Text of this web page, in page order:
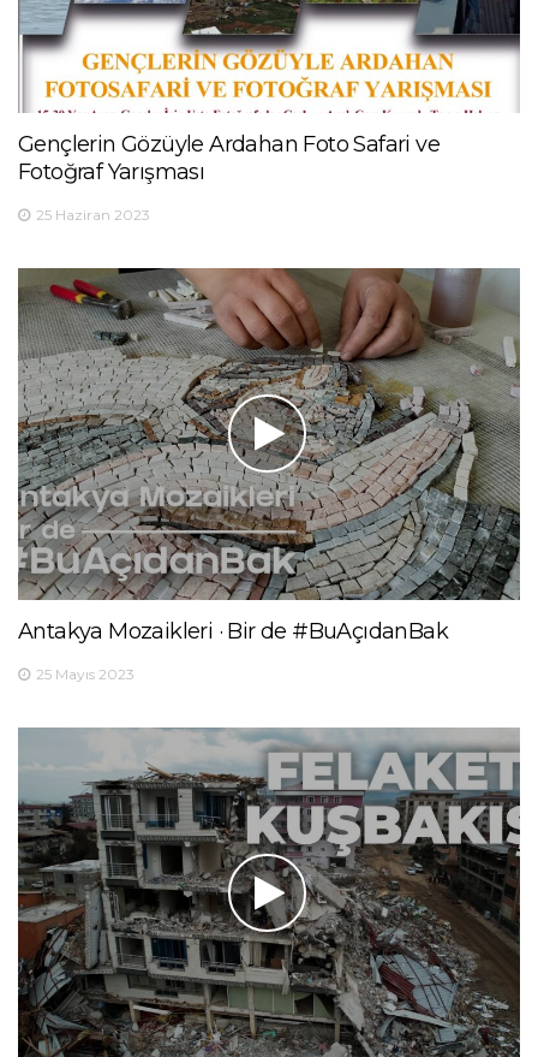
Gençlerin Gözüyle Ardahan Foto Safari ve
Fotoğraf Yarışması
25 Haziran 2023
Antakya Mozaikleri · Bir de #BuAçıdanBak
25 Mayıs 2023